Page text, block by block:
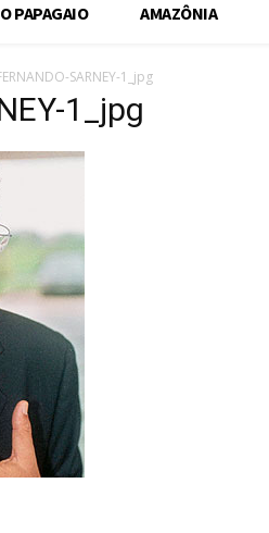
PAPAGAIO AMAZÔNIA
SARNEY-1_jpg
1_jpg